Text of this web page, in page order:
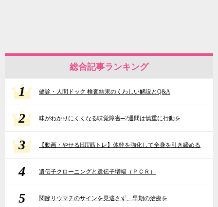
総合記事ランキング
1 健診・人間ドック 検査結果のくわしい解説とQ&A
2 味がわかりにくくなる味覚障害─2週間は慎重に行動を
3 【動画・やせるHIT筋トレ】体幹を強化して全身を引き締める
4 遺伝子クローニングと遺伝子増幅（ＰＣＲ）
5 関節リウマチのサインを見逃さず、早期の治療を